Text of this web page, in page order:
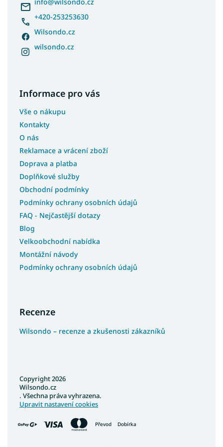
+420-253253630
Wilsondo.cz
wilsondo.cz
Informace pro vás
Vše o nákupu
Kontakty
O nás
Reklamace a vrácení zboží
Doprava a platba
Doplňkové služby
Obchodní podmínky
Podmínky ochrany osobních údajů
FAQ - Nejčastější dotazy
Blog
Velkoobchodní nabídka
Montážní návody
Podmínky ochrany osobních údajů
Recenze
Wilsondo – recenze a zkušenosti zákazníků
Převod Dobírka
Copyright 2026
Wilsondo.cz
. Všechna práva vyhrazena.
Upravit nastavení cookies